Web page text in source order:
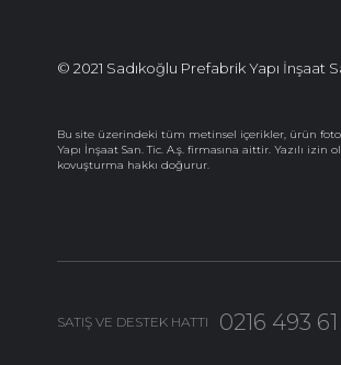
© 2021 Sadıkoğlu Prefabrik Yapı İnşaat
Bu site üzerindeki tüm metinsel içerikler, ürün
Yapı İnşaat San. Tic. A.ş. firmasına aittir. Yazılı izin
kovuşturma hakkı doğurur.
SATIŞ VE DESTEK HATTI 0216 493